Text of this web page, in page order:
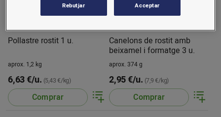
Pollastre rostit 1 u.
aprox. 1,2 kg
6,63 €/u. (5,43 €/kg)
Comprar
Canelons de rostit amb
beixamel i formatge 3 u.
aprox. 374 g
2,95 €/u. (7,9 €/kg)
Comprar
Rebutjar Acceptar